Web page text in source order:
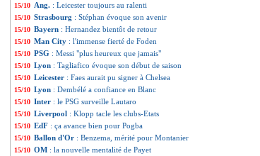
15/10 Ang. : Leicester toujours au ralenti
15/10 Strasbourg : Stéphan évoque son avenir
15/10 Bayern : Hernandez bientôt de retour
15/10 Man City : l'immense fierté de Foden
15/10 PSG : Messi "plus heureux que jamais"
15/10 Lyon : Tagliafico évoque son début de saison
15/10 Leicester : Faes aurait pu signer à Chelsea
15/10 Lyon : Dembélé a confiance en Blanc
15/10 Inter : le PSG surveille Lautaro
15/10 Liverpool : Klopp tacle les clubs-Etats
15/10 EdF : ça avance bien pour Pogba
15/10 Ballon d'Or : Benzema, mérité pour Montanier
15/10 OM : la nouvelle mentalité de Payet